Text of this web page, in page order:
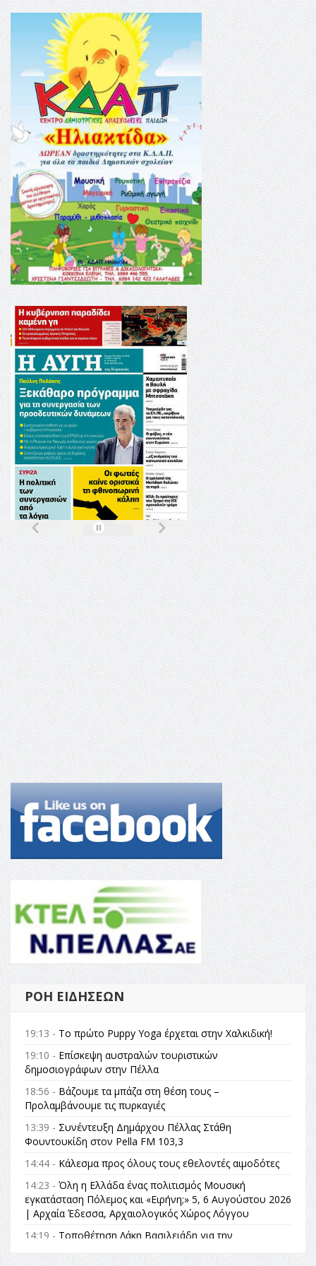
ΡΟΉ ΕΙΔΉΣΕΩΝ
19:13 - Το πρώτο Puppy Yoga έρχεται στην Χαλκιδική!
19:10 - Επίσκεψη αυστραλών τουριστικών
δημοσιογράφων στην Πέλλα
18:56 - Βάζουμε τα μπάζα στη θέση τους –
Προλαμβάνουμε τις πυρκαγιές
13:39 - Συνέντευξη Δημάρχου Πέλλας Στάθη
Φουντουκίδη στον Pella FM 103,3
14:44 - Κάλεσμα προς όλους τους εθελοντές αιμοδότες
14:23 - Όλη η Ελλάδα ένας πολιτισμός Μουσική
εγκατάσταση Πόλεμος και «Ειρήνη;» 5, 6 Αυγούστου 2026
| Αρχαία Έδεσσα, Αρχαιολογικός Χώρος Λόγγου
14:19 - Τοποθέτηση Λάκη Βασιλειάδη για την
θεσμικές διαδικασίες υπάρχει μόνο η ευθύνη απέναντι